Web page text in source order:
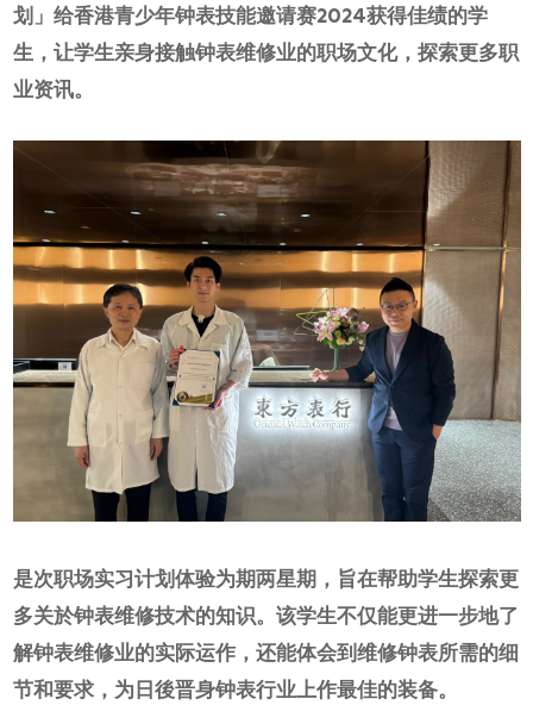
帝舵表
品牌
店铺位置
网上商店
中国内地
香港特别行政区
腕表维修
联络我们
会员
登入
会员尊享
繁體中文 | English
划」给香港青少年钟表技能邀请赛2024获得佳绩的学
生，让学生亲身接触钟表维修业的职场文化，探索更多职
业资讯。
是次职场实习计划体验为期两星期，旨在帮助学生探索更
多关於钟表维修技术的知识。该学生不仅能更进一步地了
解钟表维修业的实际运作，还能体会到维修钟表所需的细
节和要求，为日後晋身钟表行业上作最佳的装备。